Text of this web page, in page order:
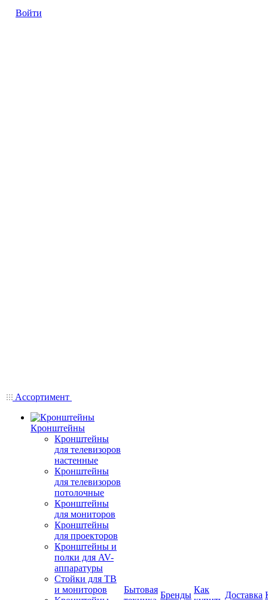
Войти
Ассортимент
Кронштейны
Кронштейны
для телевизоров
настенные
Кронштейны
для телевизоров
потолочные
Кронштейны
для мониторов
Кронштейны
для проекторов
Кронштейны и
полки для AV-
аппаратуры
Стойки для ТВ
и мониторов
Бытовая
Бренды
Как
Доставка